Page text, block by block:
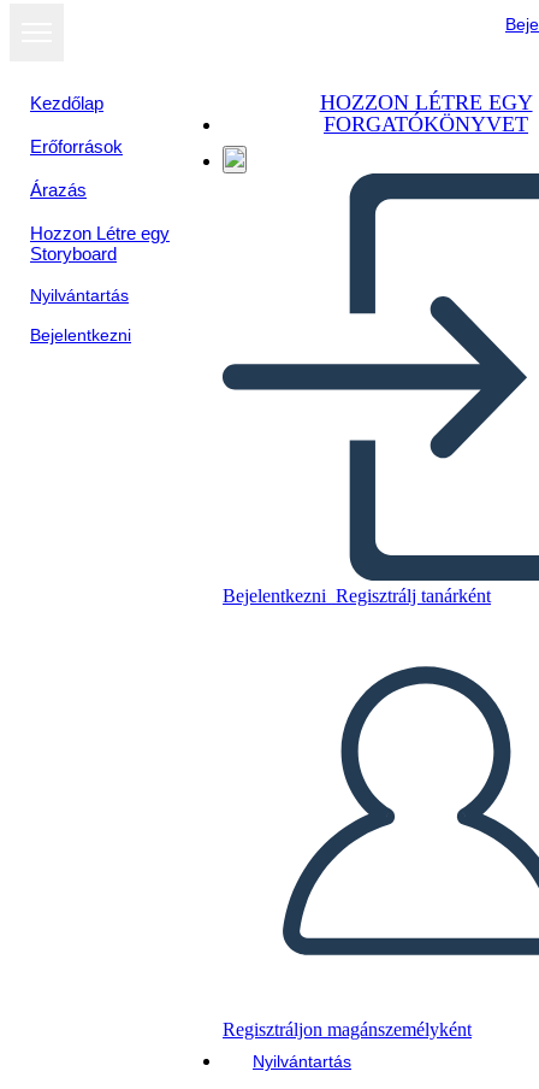
Kezdőlap
Erőforrások
Árazás
Hozzon Létre egy
Storyboard
Nyilvántartás
Bejelentkezni
HOZZON LÉTRE EGY
FORGATÓKÖNYVET
Bejelentkezni Regisztrálj tanárként
Regisztráljon magánszemélyként
Nyilvántartás
Másolja ezt a forgatókönyvet
DIAVETÍTÉS LEJÁTSZÁSA
OLVASS NEKEM
Megtekintés
diavetítésként